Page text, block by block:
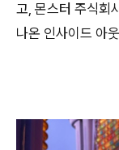
고, 몬스터 주식회
나온 인사이드 아